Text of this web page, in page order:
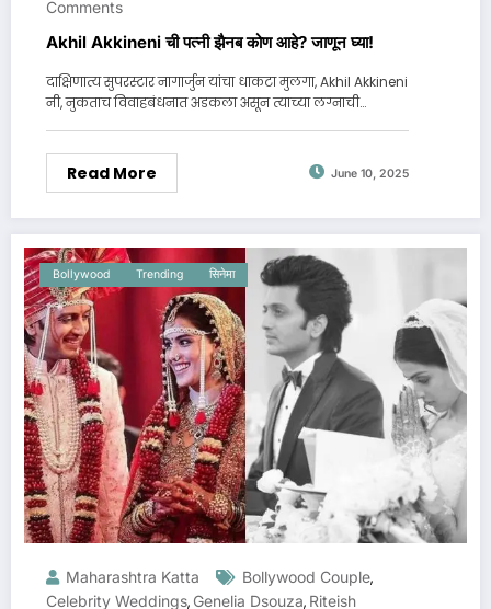
Comments
Akhil Akkineni ची पत्नी झैनब कोण आहे? जाणून घ्या!
दाक्षिणात्य सुपरस्टार नागार्जुन यांचा धाकटा मुलगा, Akhil Akkineni
नी, नुकताच विवाहबंधनात अडकला असून त्याच्या लग्नाची…
Read More June 10, 2025
Bollywood Trending सिनेमा
Maharashtra Katta Bollywood Couple,
Celebrity Weddings, Genelia Dsouza, Riteish